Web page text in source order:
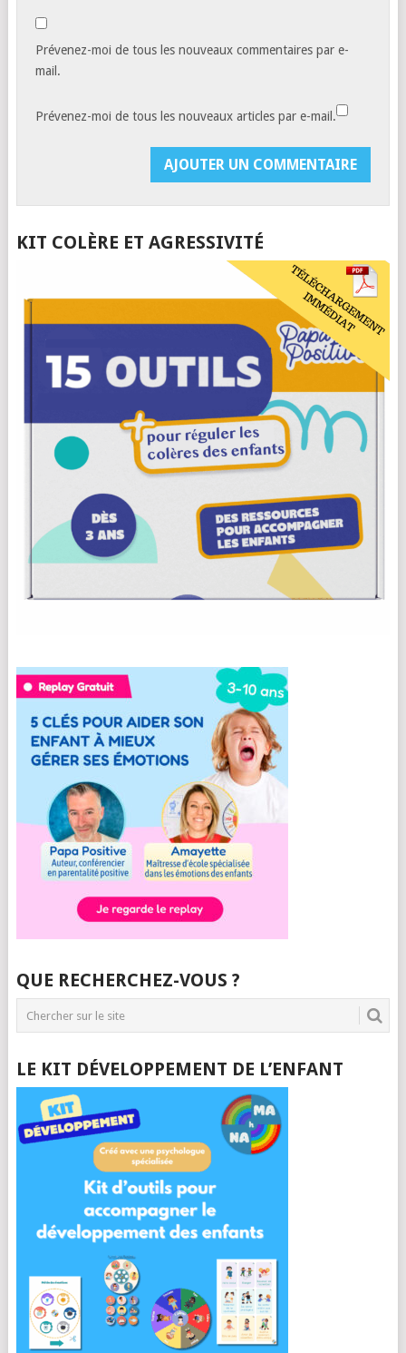
Prévenez-moi de tous les nouveaux commentaires par e-
mail.
Prévenez-moi de tous les nouveaux articles par e-mail.
KIT COLÈRE ET AGRESSIVITÉ
QUE RECHERCHEZ-VOUS ?
LE KIT DÉVELOPPEMENT DE L’ENFANT